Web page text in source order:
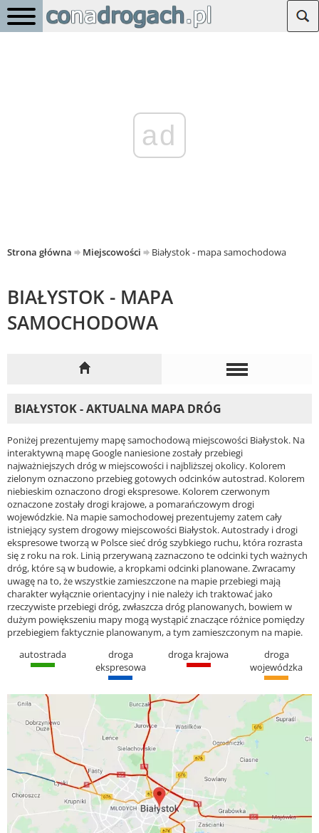
ad
Strona główna Miejscowości Białystok - mapa samochodowa
BIAŁYSTOK - MAPA
SAMOCHODOWA
BIAŁYSTOK - AKTUALNA MAPA DRÓG
Poniżej prezentujemy mapę samochodową miejscowości Białystok. Na
interaktywną mapę Google naniesione zostały przebiegi
najważniejszych dróg w miejscowości i najbliższej okolicy. Kolorem
zielonym oznaczono przebieg gotowych odcinków autostrad. Kolorem
niebieskim oznaczono drogi ekspresowe. Kolorem czerwonym
oznaczone zostały drogi krajowe, a pomarańczowym drogi
wojewódzkie. Na mapie samochodowej prezentujemy zatem cały
istniejący system drogowy miejscowości Białystok. Autostrady i drogi
ekspresowe tworzą w Polsce sieć dróg szybkiego ruchu, która rozrasta
się z roku na rok. Linią przerywaną zaznaczono te odcinki tych ważnych
dróg, które są w budowie, a kropkami odcinki planowane. Zwracamy
uwagę na to, że wszystkie zamieszczone na mapie przebiegi mają
charakter wyłącznie orientacyjny i nie należy ich traktować jako
rzeczywiste przebiegi dróg, zwłaszcza dróg planowanych, bowiem w
dużym powiększeniu mapy mogą wystąpić znaczące różnice pomiędzy
przebiegiem faktycznie planowanym, a tym zamieszczonym na mapie.
autostrada
droga
ekspresowa
droga krajowa
droga
wojewódzka